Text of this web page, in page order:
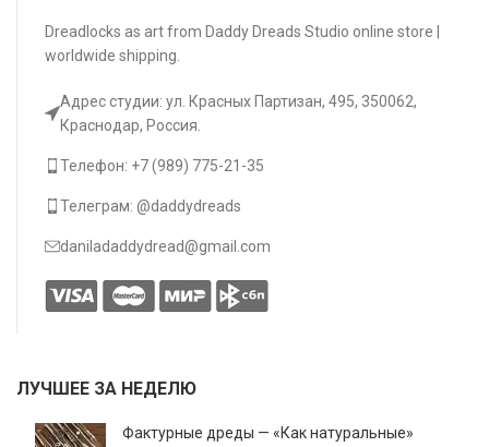
Dreadlocks as art from Daddy Dreads Studio online store |
worldwide shipping.
Адрес студии: ул. Красных Партизан, 495, 350062,
Краснодар, Россия.
Телефон: +7 (989) 775-21-35
Телеграм: @daddydreads
daniladaddydread@gmail.com
ЛУЧШЕЕ ЗА НЕДЕЛЮ
Фактурные дреды — «Как натуральные»